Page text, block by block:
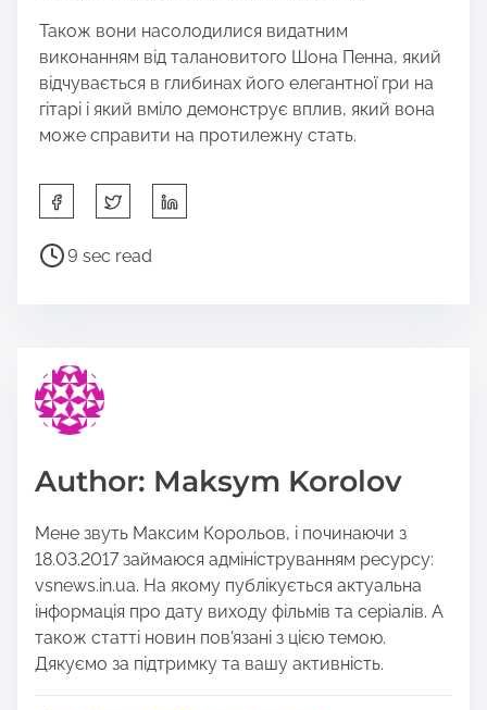
Також вони насолодилися видатним
виконанням від талановитого Шона Пенна, який
відчувається в глибинах його елегантної гри на
гітарі і який вміло демонструє вплив, який вона
може справити на протилежну стать.
h
a
s
p
s
o
n
:
P
o
e
a
d
i
e
9 sec read
Author: Maksym Korolov
Мене звуть Максим Корольов, і починаючи з
18.03.2017 займаюся адмініструванням ресурсу:
vsnews.in.ua. На якому публікується актуальна
інформація про дату виходу фільмів та серіалів. А
також статті новин пов'язані з цією темою.
Дякуємо за підтримку та вашу активність.